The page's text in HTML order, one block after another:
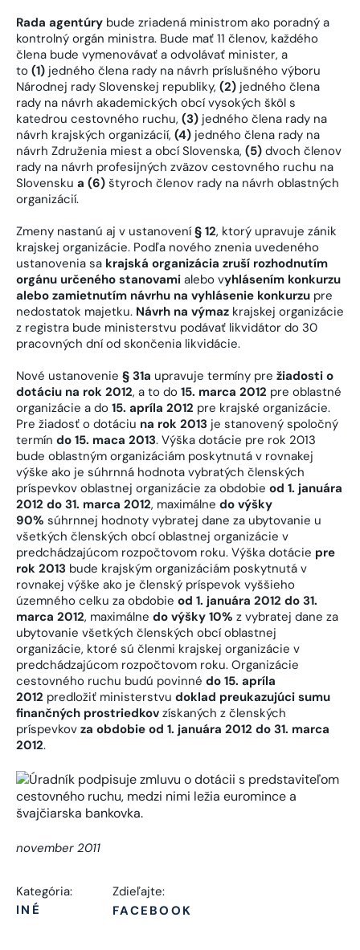
Rada agentúry bude zriadená ministrom ako poradný a
kontrolný orgán ministra. Bude mať 11 členov, každého
člena bude vymenovávať a odvolávať minister, a
to (1) jedného člena rady na návrh príslušného výboru
Národnej rady Slovenskej republiky, (2) jedného člena
rady na návrh akademických obcí vysokých škôl s
katedrou cestovného ruchu, (3) jedného člena rady na
návrh krajských organizácií, (4) jedného člena rady na
návrh Združenia miest a obcí Slovenska, (5) dvoch členov
rady na návrh profesijných zväzov cestovného ruchu na
Slovensku a (6) štyroch členov rady na návrh oblastných
organizácií.
Zmeny nastanú aj v ustanovení§ 12, ktorý upravuje zánik
krajskej organizácie. Podľa nového znenia uvedeného
ustanovenia sa krajská organizácia zruší rozhodnutím
orgánu určeného stanovami alebo vyhlásením konkurzu
alebo zamietnutím návrhu na vyhlásenie konkurzu pre
nedostatok majetku. Návrh na výmaz krajskej organizácie
z registra bude ministerstvu podávať likvidátor do 30
pracovných dní od skončenia likvidácie.
Nové ustanovenie § 31a upravuje termíny pre žiadosti o
dotáciu na rok 2012, a to do 15. marca 2012 pre oblastné
organizácie a do 15. apríla 2012 pre krajské organizácie.
Pre žiadosť o dotáciu na rok 2013 je stanovený spoločný
termín do 15. maca 2013. Výška dotácie pre rok 2013
bude oblastným organizáciám poskytnutá v rovnakej
výške ako je súhrnná hodnota vybratých členských
príspevkov oblastnej organizácie za obdobie od 1. januára
2012 do 31. marca 2012, maximálne do výšky
90% súhrnnej hodnoty vybratej dane za ubytovanie u
všetkých členských obcí oblastnej organizácie v
predchádzajúcom rozpočtovom roku. Výška dotácie pre
rok 2013 bude krajským organizáciám poskytnutá v
rovnakej výške ako je členský príspevok vyššieho
územného celku za obdobie od 1. januára 2012 do 31.
marca 2012, maximálne do výšky 10% z vybratej dane za
ubytovanie všetkých členských obcí oblastnej
organizácie, ktoré sú členmi krajskej organizácie v
predchádzajúcom rozpočtovom roku. Organizácie
cestovného ruchu budú povinné do 15. apríla
2012 predložiť ministerstvu doklad preukazujúci sumu
finančných prostriedkov získaných z členských
príspevkov za obdobie od 1. januára 2012 do 31. marca
2012.
november 2011
Kategória:
INÉ
Zdieľajte:
FACEBOOK